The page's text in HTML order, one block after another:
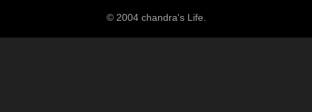
© 2004 chandra's Life.